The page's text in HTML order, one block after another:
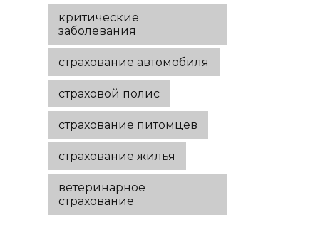
критические
заболевания
страхование автомобиля
страховой полис
страхование питомцев
страхование жилья
ветеринарное
страхование